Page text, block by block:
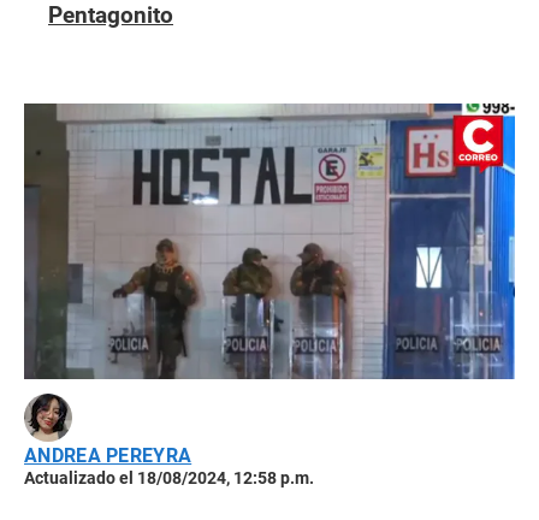
Pentagonito
ANDREA PEREYRA
Actualizado el 18/08/2024, 12:58 p.m.